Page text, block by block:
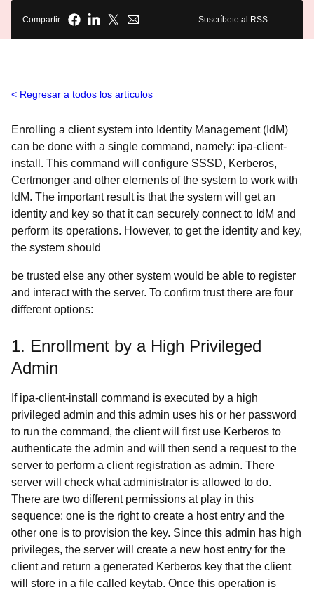
Compartir Suscríbete al RSS
Regresar a todos los artículos
Enrolling a client system into Identity Management (IdM)
can be done with a single command, namely: ipa-client-
install. This command will configure SSSD, Kerberos,
Certmonger and other elements of the system to work with
IdM. The important result is that the system will get an
identity and key so that it can securely connect to IdM and
perform its operations. However, to get the identity and key,
the system should
be trusted else any other system would be able to register
and interact with the server. To confirm trust there are four
different options:
1. Enrollment by a High Privileged
Admin
If ipa-client-install command is executed by a high
privileged admin and this admin uses his or her password
to run the command, the client will first use Kerberos to
authenticate the admin and will then send a request to the
server to perform a client registration as admin. There
server will check what administrator is allowed to do.
There are two different permissions at play in this
sequence: one is the right to create a host entry and the
other one is to provision the key. Since this admin has high
privileges, the server will create a new host entry for the
client and return a generated Kerberos key that the client
will store in a file called keytab. Once this operation is